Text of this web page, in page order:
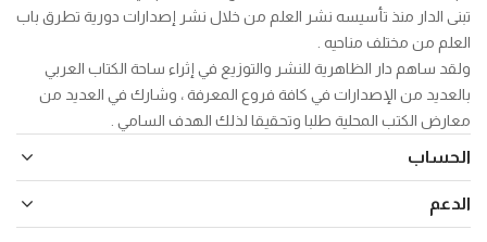
تبنى الدار منذ تأسيسه نشر العلم من خلال نشر إصدارات دورية تطرق باب
العلم من مختلف مناحيه .
ولقد ساهم دار الظاهرية للنشر والتوزيع في إثراء ساحة الكتاب العربي
بالعديد من الإصدارات في كافة فروع المعرفة ، وشارك في العديد من
معارض الكتب المحلية طلبا وتحقيقا لذلك الهدف السامي .
الحساب
الدعم